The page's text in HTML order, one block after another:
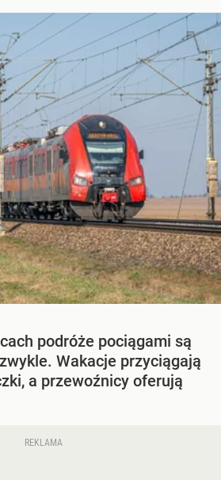
podróże pociągami są
Wakacje przyciągają
a przewoźnicy oferują